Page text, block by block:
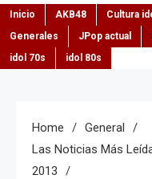
Inicio AKB48 Cultura
Generales
JPop actual
idol 70s
idol 80s
Home
General
Las Noticias Más
2013